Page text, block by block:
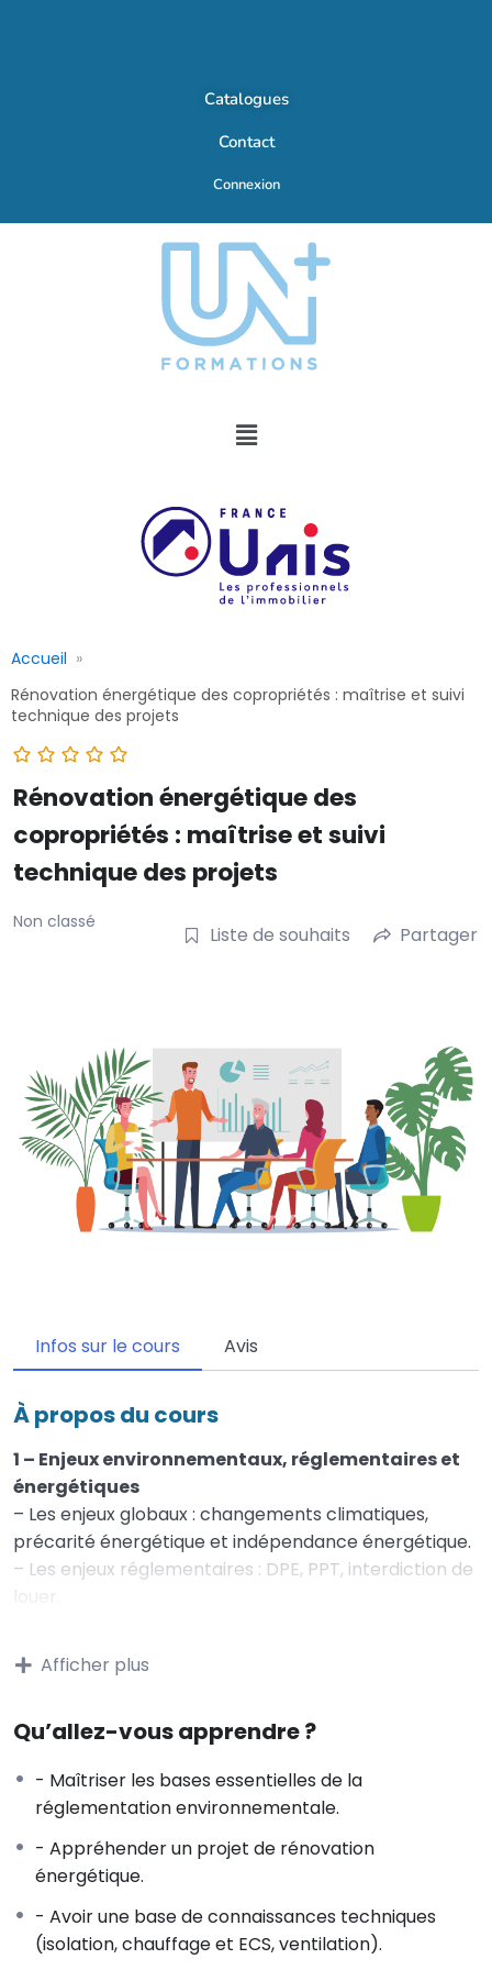
Catalogues
Contact
Connexion
Accueil
Rénovation énergétique des copropriétés : maîtrise et suivi
technique des projets
Rénovation énergétique des
copropriétés : maîtrise et suivi
technique des projets
Non classé
Liste de souhaits Partager
Infos sur le cours Avis
À propos du cours
1 – Enjeux environnementaux, réglementaires et
énergétiques
– Les enjeux globaux : changements climatiques,
précarité énergétique et indépendance énergétique.
– Les enjeux réglementaires : DPE, PPT, interdiction de
louer.
bâtiment, économies d’énergie, valeur verte / décote
grise, conformité réglementaire.
d’énergie du secteur bâtiment et objectif d’un parc
– Consommation d’énergie d’un bâtiment ;
rénovation globale et performante
2 – Connaître le rôle des différents acteurs à
l’acte de construire
– Le maître d‘ouvrage, le maître d’ouvrage délégué,
l’assistant au maître d’ouvrage.
Afficher plus
Qu’allez-vous apprendre ?
- Maîtriser les bases essentielles de la
réglementation environnementale.
- Appréhender un projet de rénovation
énergétique.
- Avoir une base de connaissances techniques
(isolation, chauffage et ECS, ventilation).